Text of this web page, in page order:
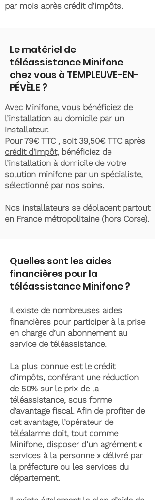
par mois après crédit d’impôts.
Le matériel de
téléassistance Minifone
chez vous à TEMPLEUVE-EN-
PÉVÈLE ?
Avec Minifone, vous bénéficiez de
l’installation au domicile par un
installateur.
Pour 79€ TTC , soit 39,50€ TTC après
crédit d'impôt, bénéficiez de
l’installation à domicile de votre
solution minifone par un spécialiste,
sélectionné par nos soins.
Nos installateurs se déplacent partout
en France métropolitaine (hors Corse).
Quelles sont les aides
financières pour la
téléassistance Minifone ?
Il existe de nombreuses aides
financières pour participer à la prise
en charge d’un abonnement au
service de téléassistance.
La plus connue est le crédit
d’impôts, conférant une réduction
de 50% sur le prix de la
téléassistance, sous forme
d’avantage fiscal. Afin de profiter de
cet avantage, l’opérateur de
téléalarme doit, tout comme
Minifone, disposer d’un agrément «
services à la personne » délivré par
la préfecture ou les services du
département.
Il existe également le plan d’aide de